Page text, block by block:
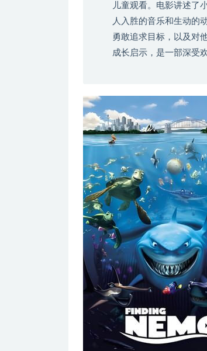
儿童观看。电影讲述了
人入胜的音乐和生动的
勇敢追求目标，以及对
成长启示，是一部深受